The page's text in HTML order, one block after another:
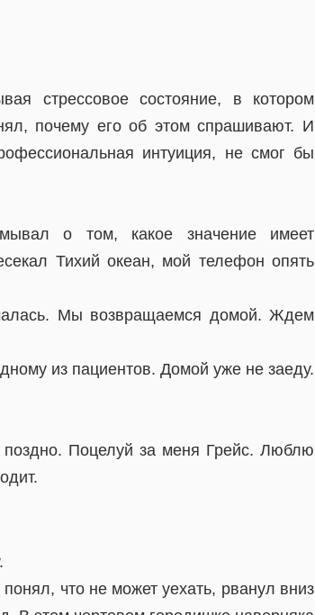
стрессовое состояние, в котором
почему его об этом спрашивают. И
интуиция, не смог бы
о том, какое значение имеет
Тихий океан, мой телефон опять
Мы возвращаемся домой. Ждем
из пациентов. Домой уже не заеду.
Поцелуй за меня Грейс. Люблю
что не может уехать, рванул вниз